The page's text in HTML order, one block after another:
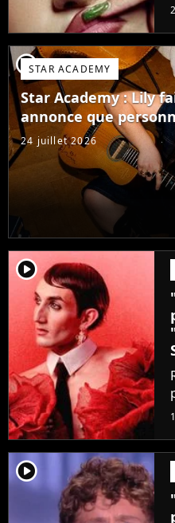
player2STAR ACADEMY
Star Academy : Lily
annonce que
24 juillet 2026
player2
player2